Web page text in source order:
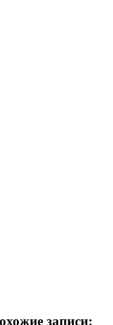
записи: